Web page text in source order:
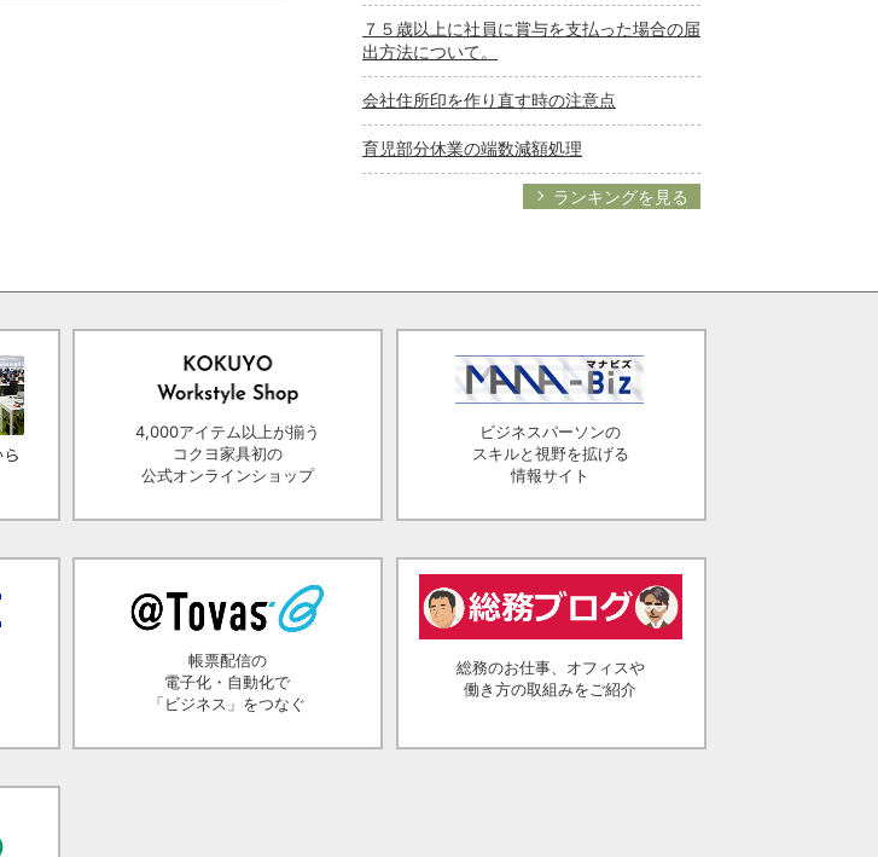
７５歳以上に社員に賞与を支払った場合の届
出方法について。
会社住所印を作り直す時の注意点
育児部分休業の端数減額処理
ランキングを見る
4,000アイテム以上が揃う
コクヨ家具初の
公式オンラインショップ
ビジネスパーソンの
スキルと視野を拡げる
情報サイト
帳票配信の
電子化・自動化で
「ビジネス」をつなぐ
総務のお仕事、オフィスや
働き方の取組みをご紹介